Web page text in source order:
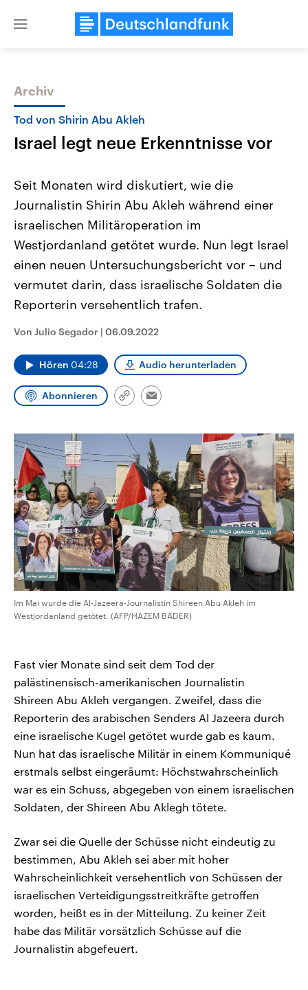
Close
Themen
USA
Aktuelle Beiträge, Analysen und
Hintergründe
Wirtschaftlich und militärisch
gehören die Vereinigten Staaten zu
den mächtigsten Ländern der Erde,
mit großem Einfluss auf das
Nahostkonflikt
Aktuelle Lage und
Der Überfall der
Terrororganisation Hamas
Oktober 2023 auf Israel
Israel möchte die Hamas
Archiv
Tod von Shirin Abu Akleh
Israel legt neue Erkenntnisse vor
Seit Monaten wird diskutiert, wie die
Journalistin Shirin Abu Akleh während einer
israelischen Militäroperation im
Westjordanland getötet wurde. Nun legt Israel
einen neuen Untersuchungsbericht vor – und
vermutet darin, dass israelische Soldaten die
Reporterin versehentlich trafen.
Von Julio Segador | 06.09.2022
Hören 04:28 Audio herunterladen
Abonnieren
Link
Email
Im Mai wurde die Al-Jazeera-Journalistin Shireen Abu Akleh im
Westjordanland getötet. (AFP/HAZEM BADER)
Fast vier Monate sind seit dem Tod der
palästinensisch-amerikanischen Journalistin
Shireen Abu Akleh vergangen. Zweifel, dass die
Reporterin des arabischen Senders Al Jazeera durch
eine israelische Kugel getötet wurde gab es kaum.
Nun hat das israelische Militär in einem Kommuniqué
erstmals selbst eingeräumt: Höchstwahrscheinlich
war es ein Schuss, abgegeben von einem israelischen
Soldaten, der Shireen Abu Aklegh tötete.
Zwar sei die Quelle der Schüsse nicht eindeutig zu
bestimmen, Abu Akleh sei aber mit hoher
Wahrscheinlichkeit versehentlich von Schüssen der
israelischen Verteidigungsstreitkräfte getroffen
worden, heißt es in der Mitteilung. Zu keiner Zeit
habe das Militär vorsätzlich Schüsse auf die
Journalistin abgefeuert.